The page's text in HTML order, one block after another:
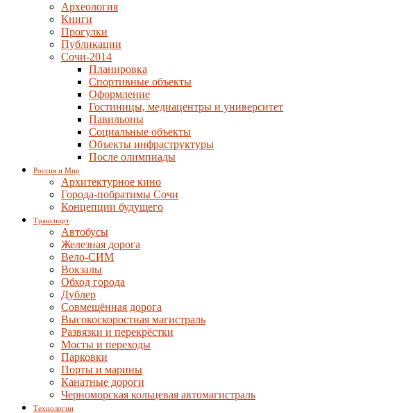
Археология
Книги
Прогулки
Публикации
Сочи-2014
Планировка
Спортивные объекты
Оформление
Гостиницы, медиацентры и университет
Павильоны
Социальные объекты
Объекты инфраструктуры
После олимпиады
Россия и Мир
Архитектурное кино
Города-побратимы Сочи
Концепции будущего
Транспорт
Автобусы
Железная дорога
Вело-СИМ
Вокзалы
Обход города
Дублер
Совмещённая дорога
Высокоскоростная магистраль
Развязки и перекрёстки
Мосты и переходы
Парковки
Порты и марины
Канатные дороги
Черноморская кольцевая автомагистраль
Технологии